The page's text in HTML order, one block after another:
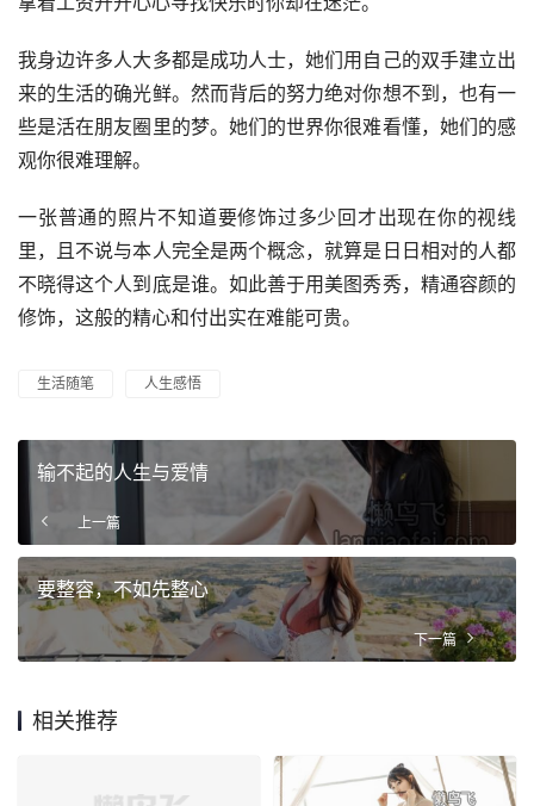
我身边许多人大多都是成功人士，她们用自己的双手建立出
来的生活的确光鲜。然而背后的努力绝对你想不到，也有一
些是活在朋友圈里的梦。她们的世界你很难看懂，她们的感
观你很难理解。
一张普通的照片不知道要修饰过多少回才出现在你的视线
里，且不说与本人完全是两个概念，就算是日日相对的人都
不晓得这个人到底是谁。如此善于用美图秀秀，精通容颜的
修饰，这般的精心和付出实在难能可贵。
生活随笔 人生感悟
输不起的人生与爱情
上一篇
要整容，不如先整心
下一篇
相关推荐